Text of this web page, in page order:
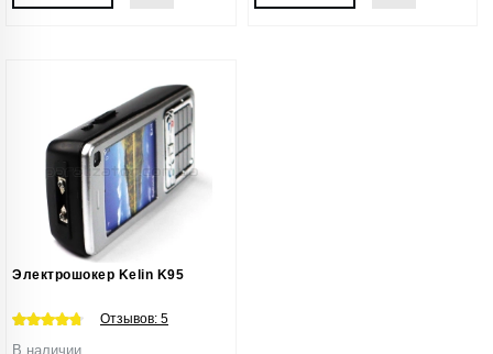
Электрошокер Kelin K95
Отзывов: 5
В наличии